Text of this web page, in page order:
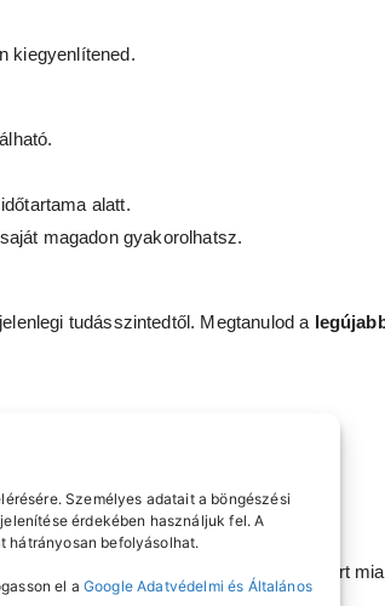
Személyes adatait a böngészési
érdekében használjuk fel. A
hátrányosan befolyásolhat.
el a Google Adatvédelmi és Általános
kiegyenlítened.
alatt.
magadon gyakorolhatsz.
tudásszintedtől. Megtanulod a
profivá válás útján.
A kis létszámú (max. 6 fő) csoport